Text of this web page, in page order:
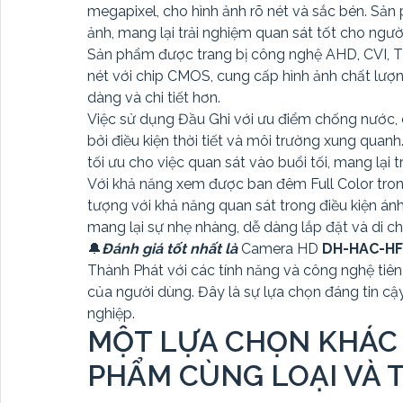
megapixel, cho hình ảnh rõ nét và sắc bén.
ảnh, mang lại trải nghiệm quan sát tốt cho
Sản phẩm được trang bị công nghệ AHD, CVI,
nét với chip CMOS, cung cấp hình ảnh chất
dàng và chi tiết hơn.
Việc sử dụng Đầu Ghi với ưu điểm chống
bởi điều kiện thời tiết và môi trường xung
tối ưu cho việc quan sát vào buổi tối, mang lại
Với khả năng xem được ban đêm Full Color
tượng với khả năng quan sát trong điều kiện
mang lại sự nhẹ nhàng, dễ dàng lắp đặt và di
🔔Đánh giá tốt nhất làCamera HD DH-HAC-
Thành Phát với các tính năng và công nghệ
của người dùng. Đây là sự lựa chọn đáng tin
nghiệp.
MỘT LỰA CHỌN
PHẨM CÙNG LOẠI VÀ